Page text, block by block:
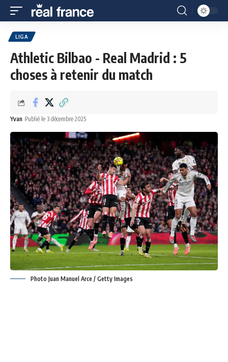
LIGA
Athletic Bilbao - Real Madrid : 5
choses à retenir du match
Yvan Publié le 3 décembre 2025
Photo Juan Manuel Arce / Getty Images